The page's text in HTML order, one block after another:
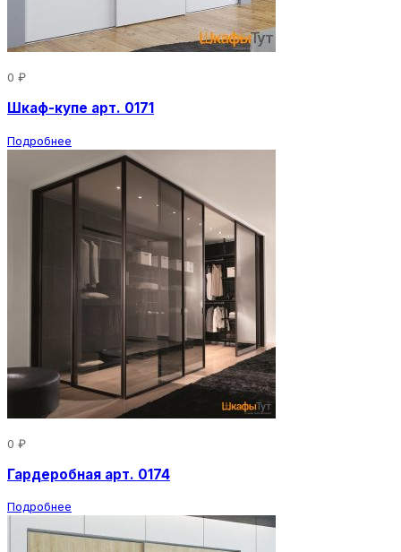
0 ₽
Шкаф-купе арт. 0171
Подробнее
0 ₽
Гардеробная арт. 0174
Подробнее